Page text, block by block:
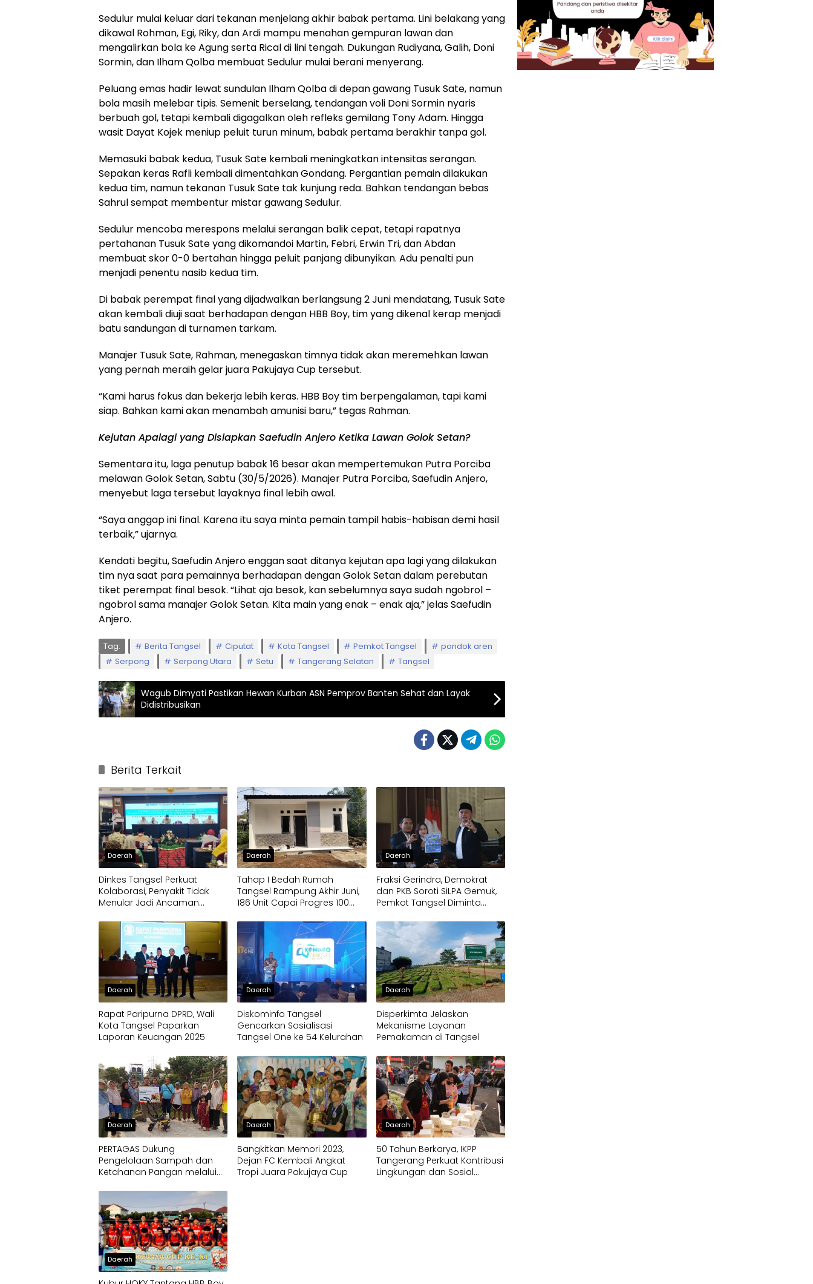
Sedulur mulai keluar dari tekanan menjelang akhir babak pertama. Lini belakang yang
dikawal Rohman, Egi, Riky, dan Ardi mampu menahan gempuran lawan dan
mengalirkan bola ke Agung serta Rical di lini tengah. Dukungan Rudiyana, Galih, Doni
Sormin, dan Ilham Qolba membuat Sedulur mulai berani menyerang.
Peluang emas hadir lewat sundulan Ilham Qolba di depan gawang Tusuk Sate, namun
bola masih melebar tipis. Semenit berselang, tendangan voli Doni Sormin nyaris
berbuah gol, tetapi kembali digagalkan oleh refleks gemilang Tony Adam. Hingga
wasit Dayat Kojek meniup peluit turun minum, babak pertama berakhir tanpa gol.
Memasuki babak kedua, Tusuk Sate kembali meningkatkan intensitas serangan.
Sepakan keras Rafli kembali dimentahkan Gondang. Pergantian pemain dilakukan
kedua tim, namun tekanan Tusuk Sate tak kunjung reda. Bahkan tendangan bebas
Sahrul sempat membentur mistar gawang Sedulur.
Sedulur mencoba merespons melalui serangan balik cepat, tetapi rapatnya
pertahanan Tusuk Sate yang dikomandoi Martin, Febri, Erwin Tri, dan Abdan
membuat skor 0-0 bertahan hingga peluit panjang dibunyikan. Adu penalti pun
menjadi penentu nasib kedua tim.
Di babak perempat final yang dijadwalkan berlangsung 2 Juni mendatang, Tusuk Sate
akan kembali diuji saat berhadapan dengan HBB Boy, tim yang dikenal kerap menjadi
batu sandungan di turnamen tarkam.
Manajer Tusuk Sate, Rahman, menegaskan timnya tidak akan meremehkan lawan
yang pernah meraih gelar juara Pakujaya Cup tersebut.
“Kami harus fokus dan bekerja lebih keras. HBB Boy tim berpengalaman, tapi kami
siap. Bahkan kami akan menambah amunisi baru,” tegas Rahman.
Kejutan Apalagi yang Disiapkan Saefudin Anjero Ketika Lawan Golok Setan?
Sementara itu, laga penutup babak 16 besar akan mempertemukan Putra Porciba
melawan Golok Setan, Sabtu (30/5/2026). Manajer Putra Porciba, Saefudin Anjero,
menyebut laga tersebut layaknya final lebih awal.
“Saya anggap ini final. Karena itu saya minta pemain tampil habis-habisan demi hasil
terbaik,” ujarnya.
Kendati begitu, Saefudin Anjero enggan saat ditanya kejutan apa lagi yang dilakukan
tim nya saat para pemainnya berhadapan dengan Golok Setan dalam perebutan
tiket perempat final besok. “Lihat aja besok, kan sebelumnya saya sudah ngobrol –
ngobrol sama manajer Golok Setan. Kita main yang enak – enak aja,” jelas Saefudin
Anjero.
Tag: Berita Tangsel Ciputat Kota Tangsel Pemkot Tangsel
pondok aren
Serpong
Serpong Utara Setu Tangerang Selatan Tangsel
Wagub Dimyati Pastikan Hewan Kurban ASN Pemprov Banten Sehat dan Layak
Didistribusikan
Berita Terkait
Daerah
Dinkes Tangsel Perkuat
Kolaborasi, Penyakit Tidak
Menular Jadi Ancaman
Daerah
Tahap I Bedah Rumah
Tangsel Rampung Akhir Juni,
186 Unit Capai Progres 100
Daerah
Fraksi Gerindra, Demokrat
dan PKB Soroti SiLPA Gemuk,
Pemkot Tangsel Diminta
Daerah
Rapat Paripurna DPRD, Wali
Kota Tangsel Paparkan
Laporan Keuangan 2025
Daerah
Diskominfo Tangsel
Gencarkan Sosialisasi
Tangsel One ke 54 Kelurahan
Daerah
Disperkimta Jelaskan
Mekanisme Layanan
Pemakaman di Tangsel
Daerah
PERTAGAS Dukung
Pengelolaan Sampah dan
Ketahanan Pangan melalui
Daerah
Bangkitkan Memori 2023,
Dejan FC Kembali Angkat
Tropi Juara Pakujaya Cup
Daerah
50 Tahun Berkarya, IKPP
Tangerang Perkuat Kontribusi
Lingkungan dan Sosial
Daerah